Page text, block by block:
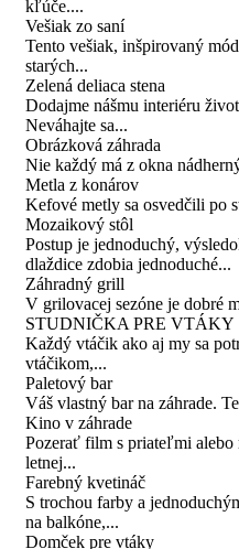
kľúče....
Vešiak zo saní
Tento vešiak, inšpirovaný
starých...
Zelená deliaca stena
Dodajme nášmu interiéru
Neváhajte sa...
Obrázková záhrada
Nie každý má z okna
Metla z konárov
Kefové metly sa osvedčili po
Mozaikový stôl
Postup je jednoduchý,
dlaždice zdobia jednoduché...
Záhradný grill
V grilovacej sezóne je dobré
STUDNIČKA PRE VTÁKY
Každý vtáčik ako aj my sa
vtáčikom,...
Paletový bar
Váš vlastný bar na záhrade.
Kino v záhrade
Pozerať film s priateľmi alebo
letnej...
Farebný kvetináč
S trochou farby a
na balkóne,...
Domček pre vtáky